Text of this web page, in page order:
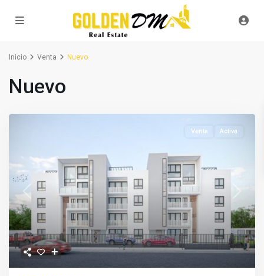
Inicio Venta Nuevo
Nuevo
Previous Next
Venta Activa